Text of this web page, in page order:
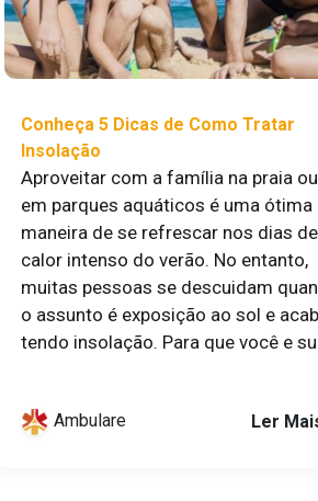
Conheça 5 Dicas de Como Tratar
Insolação
Aproveitar com a família na praia ou
em parques aquáticos é uma ótima
maneira de se refrescar nos dias de
calor intenso do verão. No entanto,
muitas pessoas se descuidam
o assunto é exposição ao sol e
tendo insolação. Para que você e
Ambulare Ler